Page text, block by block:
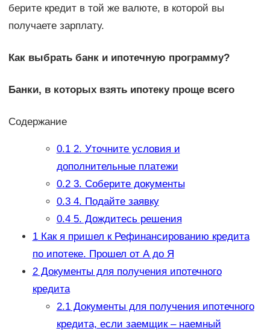
берите кредит в той же валюте, в которой вы
получаете зарплату.
Как выбрать банк и ипотечную программу?
Банки, в которых взять ипотеку проще всего
Содержание
0.12. Уточните условия и
дополнительные платежи
0.23. Соберите документы
0.34. Подайте заявку
0.45. Дождитесь решения
1Как я пришел к Рефинансированию кредита
по ипотеке. Прошел от А до Я
2Документы для получения ипотечного
кредита
2.1Документы для получения ипотечного
кредита, если заемщик – наемный